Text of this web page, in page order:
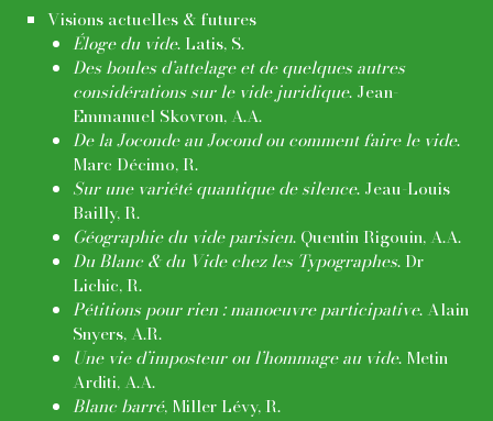
Visions actuelles & futures
Éloge du vide. Latis, S.
Des boules d’attelage et de quelques autres
considérations sur le vide juridique. Jean-
Emmanuel Skovron, A.A.
De la Joconde au Jocond ou comment faire le vide.
Marc Décimo, R.
Sur une variété quantique de silence. Jeau-Louis
Bailly, R.
Géographie du vide parisien. Quentin Rigouin, A.A.
Du Blanc & du Vide chez les Typographes. Dr
Lichic, R.
Pétitions pour rien : manoeuvre participative. Alain
Snyers, A.R.
Une vie d’imposteur ou l’hommage au vide. Metin
Arditi, A.A.
Blanc barré, Miller Lévy, R.